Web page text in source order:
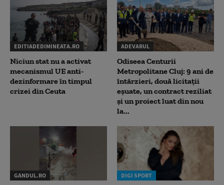
EDITIADEDIMINEATA.RO
Niciun stat nu a activat
mecanismul UE anti-
dezinformare în timpul
crizei din Ceuta
ADEVARUL
Odiseea Centurii
Metropolitane Cluj: 9 ani de
întârzieri, două licitații
eșuate, un contract reziliat
și un proiect luat din nou
la...
GANDUL.RO DIGI SPORT